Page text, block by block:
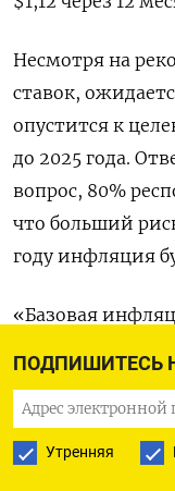
ПОДПИШИТЕСЬ
Утренняя
Несмотря на
ставок,
опустится к
до 2025 года.
вопрос, 80%
что больший
году инфляция
«Базовая
исключительно
наибольшее
базового
Уоттрет из S&P